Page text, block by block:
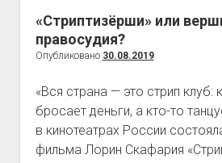
«Стриптизёрши» или
правосудия?
Опубликовано 30.08.2019
«Вся страна — это стрип клуб:
бросает деньги, а кто-то
в кинотеатрах России
фильма Лорин Скафария